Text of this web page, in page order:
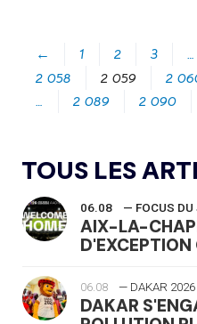
← 1 2 3 …
2 058
2 059 2
…
2 089 2 090
TOUS LES
06.08 — FOCUS DU
AIX-LA-
D'EXCEPTION
06.08 — DAKAR 2026
DAKAR